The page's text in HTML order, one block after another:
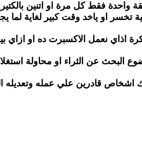
واحدة فقط كل مرة او اتنين
تخسر او ياخد وقت كبير لغاية لما
اذاي نعمل الاكسبرت ده او ازاي
البحث عن الثراء او محاولة
اشخاص قادرين علي عمله وتعديله